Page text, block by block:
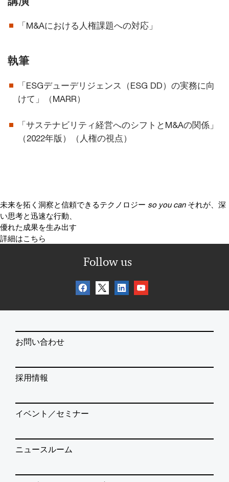
「M&Aにおける人権課題への対応」
執筆
「ESGデューデリジェンス（ESG DD）の実務に向
けて」（MARR）
「サステナビリティ経営へのシフトとM&Aの関係」
（2022年版）（人権の視点）
未来を拓く洞察と信頼できるテクノロジー so you can それが、深
い思考と迅速な行動、
優れた成果を生み出す
詳細はこちら
Follow us
お問い合わせ
採用情報
イベント／セミナー
ニュースルーム